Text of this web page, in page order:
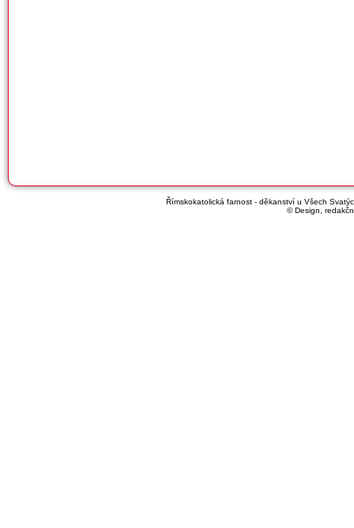
Římskokatolická farnost - děkanství u Všech
© Design,